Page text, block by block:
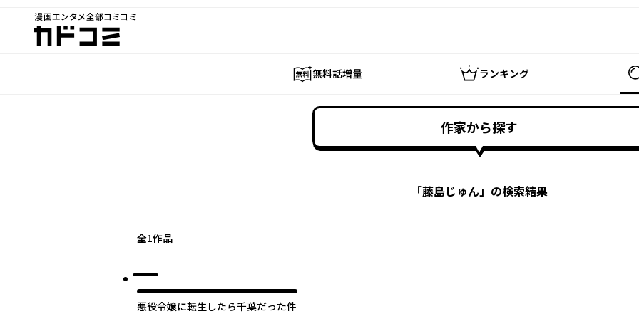
漫画エンタメ全部コミコミ
カドコミ
無料話増量 ランキング
作家から探す
「藤島じゅん」の検索結果
全1作品
悪役令嬢に転生したら千葉だった件